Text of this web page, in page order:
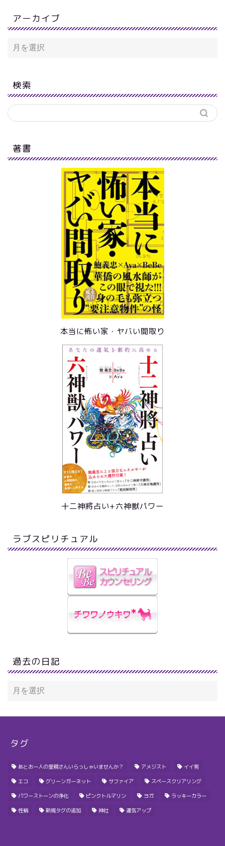
アーカイブ
検索
著書
本当に怖い家・ヤバい間取り
十二神將占い+六神獣パワー
ラブスピリチュアル
過去の日記
タグ
あとお一人の里親さんいらっしゃいませんか？ アメジスト イイ男
エコ グリーンガーネット サファイア スペースクリアリング
パワーストーンの浄化 ピンクトルマリン ヨガ ラッキーカラー
性格 新規タグの追加 神社 運気アップ